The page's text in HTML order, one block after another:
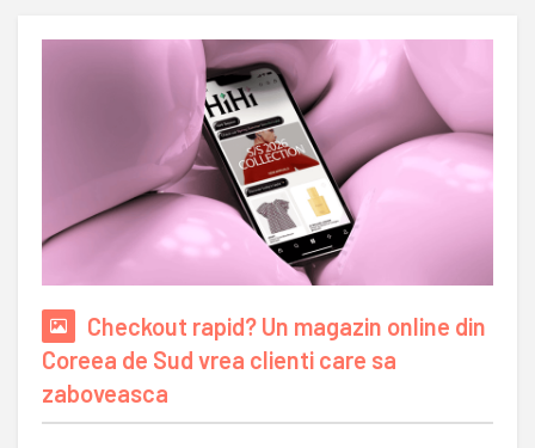
Checkout rapid? Un magazin online din
Coreea de Sud vrea clienti care sa
zaboveasca